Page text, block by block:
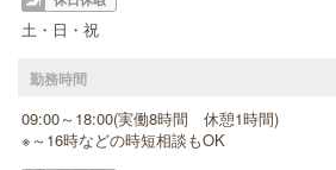
土・日・祝
勤務時間
09:00～18:00(実働8時間 休憩1時間)
※～16時などの時短相談もOK